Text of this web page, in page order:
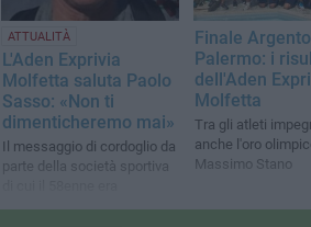
ATTUALITÀ
L'Aden Exprivia
Molfetta saluta Paolo
Sasso: «Non ti
dimenticheremo mai»
Il messaggio di cordoglio da
parte della società sportiva
allenatore
Finale
Palermo: i
dell'Aden
Molfetta
Tra gli atleti
anche l'oro
Massimo Stano